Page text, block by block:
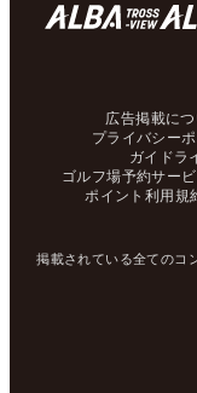
広告掲載に
プライバシー
ガイドラ
ゴルフ場予約サー
ポイント利用規
掲載されている全てのコ